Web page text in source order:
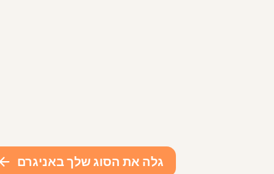
גלה את הסוג שלך באניגרם